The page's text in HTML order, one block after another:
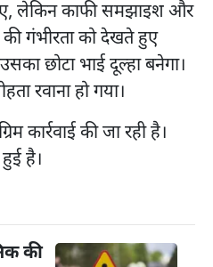
लेकिन काफी समझाइश और
गंभीरता को देखते हुए
छोटा भाई दूल्हा बनेगा।
रवाना हो गया।
की जा रही है।
है।
की